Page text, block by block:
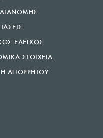
ΔΙΑΝΟΜΗΣ
ΕΛΕΓΧΟΣ
ΣΤΟΙΧΕΙΑ
ΑΠΟΡΡΗΤΟΥ